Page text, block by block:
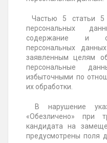
Частью 5 статьи 5
персональных
содержание и
персональных
заявленным целям
персональные
избыточными по
их обработки.
В нарушение
«Обезличено» при
кандидата на
предусмотрены поля